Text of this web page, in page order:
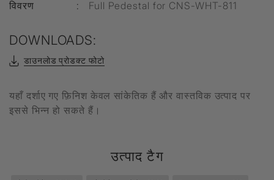
विवरण
: Full Pedestal for CNS-WHT-811
DOWNLOADS:
डाउनलोड प्रोडक्ट फोटो
यहाँ दर्शाए गए फ़िनिश केवल सांकेतिक हैं और वास्तविक उत्पाद पर
इससे भिन्न हो सकते हैं।
उत्पाद टैग